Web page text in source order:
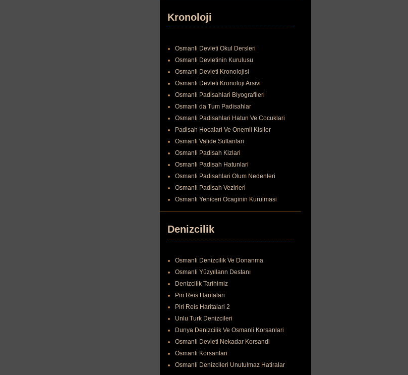
Kronoloji
Osmanli Devleti Okul Dersleri
Osmanli Devletinin Kurulusu
Osmanli Devleti Kronolojisi
Osmanli Devleti Kronoloji Arsivi
Osmanli Padisahlari Biyografileri
Osmanli da Tum Padisahlar
Osmanli Padisahlari Hatun Ve Cocuklari
Padisah Hocalari Ve Onemli Kisiler
Osmanli Valide Sultanlari
Osmanli Padisah Kizlari
Osmanli Padisah Hatunlari
Osmanli Padisahlari Olum Nedenleri
Osmanli Padisah Vezirleri
Osmanli Yeniceri Ocaginin Kurulmasi
Denizcilik
Osmanli Denizcilik Ve Donanma
Osmanli Yüzyılların Destanı
Denizcilik Tarihimiz
Piri Reis Haritalari
Piri Reis Haritalari 2
Unlu Turk Denizcileri
Dunya Denizcilik Ve Osmanli Korsanlari
Osmanli Devleti Nekadar Korsandi
Osmanli Korsanlari
Osmanli Denizcileri Unutulmaz Hatiralar